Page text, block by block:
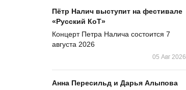
Пётр Налич выступит на фестивале
«Русский КоТ»
Концерт Петра Налича состоится 7
августа 2026
05 Авг 2026
Анна Пересильд и Дарья Алыпова